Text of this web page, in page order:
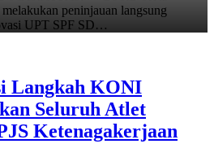
peninjauan langsung
UPT SPF SD…
Langkah KONI
Seluruh Atlet
Ketenagakerjaan